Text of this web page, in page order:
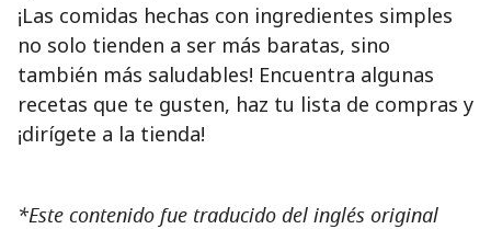
¡Las comidas hechas con ingredientes simples
no solo tienden a ser más baratas, sino
también más saludables! Encuentra algunas
recetas que te gusten, haz tu lista de compras y
¡dirígete a la tienda!
*Este contenido fue traducido del inglés original